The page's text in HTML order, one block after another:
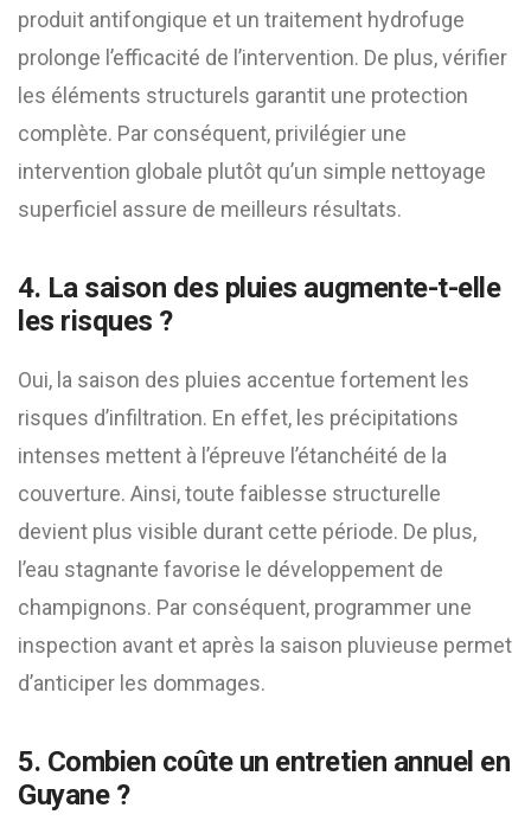
produit antifongique et un traitement hydrofuge
prolonge l’efficacité de l’intervention. De plus, vérifier
les éléments structurels garantit une protection
complète. Par conséquent, privilégier une
intervention globale plutôt qu’un simple nettoyage
superficiel assure de meilleurs résultats.
4. La saison des pluies augmente-t-elle
les risques ?
Oui, la saison des pluies accentue fortement les
risques d’infiltration. En effet, les précipitations
intenses mettent à l’épreuve l’étanchéité de la
couverture. Ainsi, toute faiblesse structurelle
devient plus visible durant cette période. De plus,
l’eau stagnante favorise le développement de
champignons. Par conséquent, programmer une
inspection avant et après la saison pluvieuse permet
d’anticiper les dommages.
5. Combien coûte un entretien annuel en
Guyane ?